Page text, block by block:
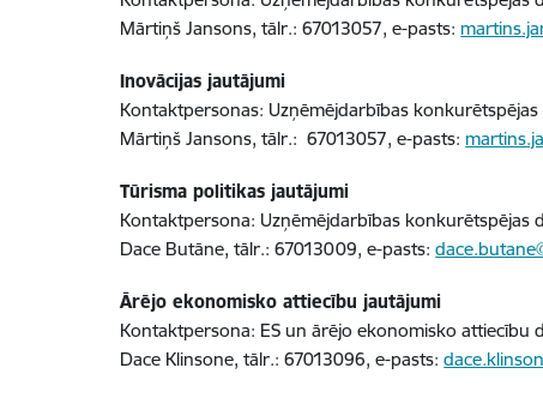
Mārtiņš Jansons, tālr.: 67013057, e-pasts:
Inovācijas jautājumi
Kontaktpersonas: Uzņēmējdarbības
Mārtiņš Jansons, tālr.: 67013057, e-pasts:
Tūrisma politikas jautājumi
Kontaktpersona: Uzņēmējdarbības konkurētspējas
Dace Butāne, tālr.: 67013009, e-pasts:
Ārējo ekonomisko attiecību jautājumi
Kontaktpersona: ES un ārējo ekonomisko attiecību
Dace Klinsone, tālr.: 67013096, e-pasts: